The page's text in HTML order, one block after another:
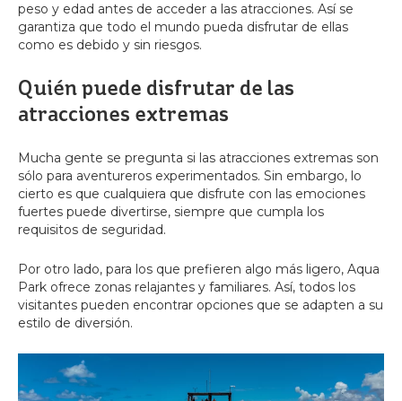
peso y edad antes de acceder a las atracciones. Así se
garantiza que todo el mundo pueda disfrutar de ellas
como es debido y sin riesgos.
Quién puede disfrutar de las
atracciones extremas
Mucha gente se pregunta si las atracciones extremas son
sólo para aventureros experimentados. Sin embargo, lo
cierto es que cualquiera que disfrute con las emociones
fuertes puede divertirse, siempre que cumpla los
requisitos de seguridad.
Por otro lado, para los que prefieren algo más ligero, Aqua
Park ofrece zonas relajantes y familiares. Así, todos los
visitantes pueden encontrar opciones que se adapten a su
estilo de diversión.